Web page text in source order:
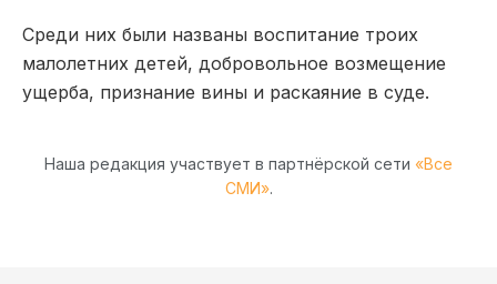
Среди них были названы воспитание троих
малолетних детей, добровольное возмещение
ущерба, признание вины и раскаяние в суде.
Наша редакция участвует в партнёрской сети «Все
СМИ».